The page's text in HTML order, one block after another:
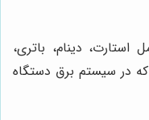
استارت، دینام، باتری،
در سیستم برق دستگاه